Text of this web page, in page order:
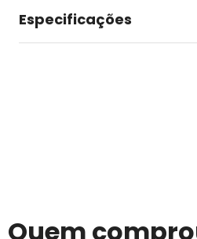
Especificações
Quem